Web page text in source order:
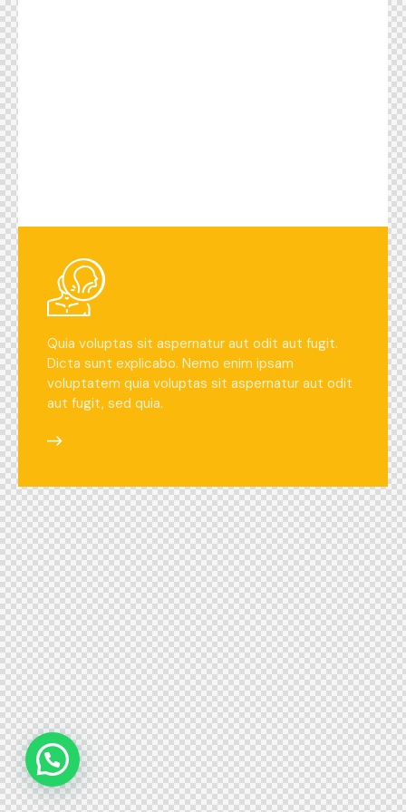
Quia voluptas sit aspernatur aut odit aut fugit.
Dicta sunt explicabo. Nemo enim ipsam
voluptatem quia voluptas sit aspernatur aut odit
aut fugit, sed quia.